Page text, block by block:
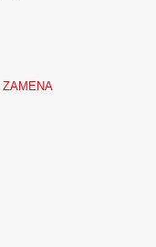
ZAMENA